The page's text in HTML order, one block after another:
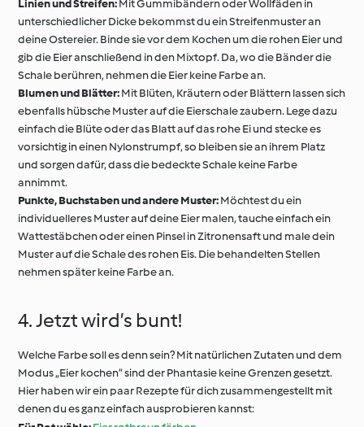
Linien und Streifen:Mit Gummibändern oder Wollfäden in
unterschiedlicher Dicke bekommst du ein Streifenmuster an
deine Ostereier. Binde sie vor dem Kochen um die rohen Eier und
gib die Eier anschließend in den Mixtopf. Da, wo die Bänder die
Schale berühren, nehmen die Eier keine Farbe an.
Blumen und Blätter:Mit Blüten, Kräutern oder Blättern lassen sich
ebenfalls hübsche Muster auf die Eierschale zaubern. Lege dazu
einfach die Blüte oder das Blatt auf das rohe Ei und stecke es
vorsichtig in einen Nylonstrumpf, so bleiben sie an ihrem Platz
und sorgen dafür, dass die bedeckte Schale keine Farbe
annimmt.
Punkte, Buchstaben und andere Muster:Möchtest du ein
individuelleres Muster auf deine Eier malen, tauche einfach ein
Wattestäbchen oder einen Pinsel in Zitronensaft und male dein
Muster auf die Schale des rohen Eis. Die behandelten Stellen
nehmen später keine Farbe an.
4. Jetzt wird’s bunt!
Welche Farbe soll es denn sein? Mit natürlichen Zutaten und dem
Modus „Eier kochen“ sind der Phantasie keine Grenzen gesetzt.
Hier haben wir ein paar Rezepte für dich zusammengestellt mit
denen du es ganz einfach ausprobieren kannst: